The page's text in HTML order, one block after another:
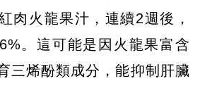
肉火龍果汁，連續2週後，
。這可能是因火龍果富含
三烯酚類成分，能抑制肝臟